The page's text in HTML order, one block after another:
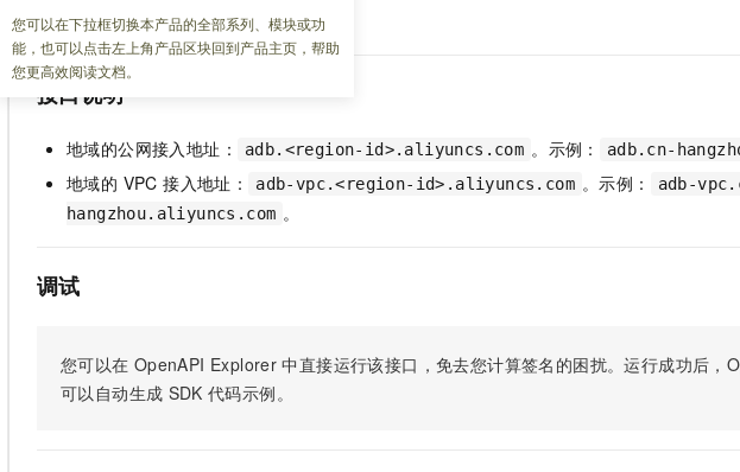
您可以在下拉框切换本产品的全部系列、模块或功
能，也可以点击左上角产品区块回到产品主页，帮助
您更高效阅读文档。
查询表信息。
接口说明
地域的公网接入地址： adb.<region-id>.aliyuncs.com 。示例： adb.cn-
地域的 VPC 接入地址：
adb-vpc.<region-id>.aliyuncs.com 。示例：
adb-
hangzhou.aliyuncs.com 。
调试
您可以在 OpenAPI Explorer 中直接运行该接口，免去您计算签名的困扰。运行成功后，
可以自动生成 SDK 代码示例。
Qwen3.8-Max HOT
智能体时代全能旗舰模型
Qwen3.7-Plus
Qwen3-VL-Plus
Kimi 最新旗舰模型，长程编程与推理利器
GLM-5.2
1M上下文，专为长程任务能力而生
Wan2.7-T2V
大模型服务
个人版上线、团队版降价；千问3.8-Max首发发尝鲜 丰富多元化的应用模版和解决方案 面向真实软件的
随时随地安全接入的云上超级电脑
云解析DNS
面向分析的企业级SaaS模式云数据仓库
一站式AI开发、训练和推理服务
Qoder CN
提供一站式管理容器应用的 K8s 服务 云原生的云上边界
自主进化，持久记忆，越用越聪明
快速拥有专属 OpenClaw Claude Code + GStack 打造工程团队
高校专属算力普惠，学生认证享300元代金券
免费试用
最高领取价值200元试用点，立即开启云上创新
AI 产品 免费试用
140+云产品 免费试用
大模型ACA认证体验
助力企业全员 AI 认知与能力提升
Qwen3.8-Max 首发尝鲜，限时加量 10 倍，夜间低至2折
千问办公，限时限量积分加倍
送.CN域名，送备案服务码 AI助力短剧漫剧创
自动承接线索、
观测云
Tuya 物联网平台阿里云版
蓝凌 OA
电子合同
畅捷通
Tableau 订阅
行业生态解决方案
OCR 文字识别
发票查验
快递物流查询
WordPress
Ubuntu
Salesforce On Alibaba Cloud
Consulting Partner 合作计划
AI 大模型销售与服务生态合作计划
成为服务伙伴
服务生态伙伴
工单服务
短信专区
服务实践
分析师报告
研究报告与白皮书
AI 算法大赛
云开发大赛
金融模力时刻
高校合作